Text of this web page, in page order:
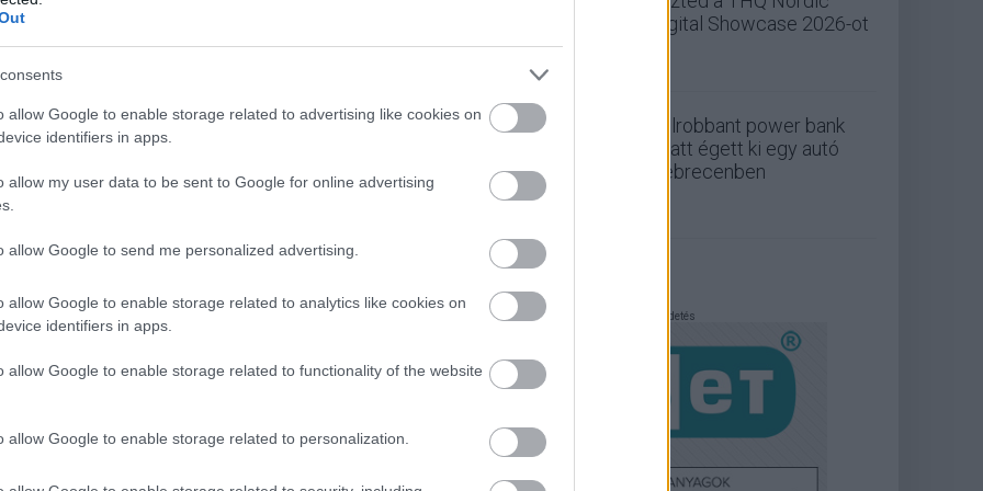
allow Google to enable storage related to advertising like cookies on
identifiers in apps.
allow my user data to be sent to Google for online advertising
allow Google to send me personalized advertising.
allow Google to enable storage related to analytics like cookies on
identifiers in apps.
allow Google to enable storage related to functionality of the website
allow Google to enable storage related to personalization.
asztali PC-vel is, azonban ez a bővítési megoldás
használ, hiszen egy laptopban nagyon ritkán van
HDD-t külön is vásárolhatsz, de akár úgy is
egy SSD-re. Nem véletlen, hogy több gyártó is
mobil is; mindez attól függ, hogy 3,5 colos vagy 2,5
külső tápegységre is szüksége van,
őket egyik helyről a másikra. Ezzel szemben a 2,5
Digital Showcase 2026-ot
Felrobbant power bank
miatt égett ki egy autó
Debrecenben
Hirdetés